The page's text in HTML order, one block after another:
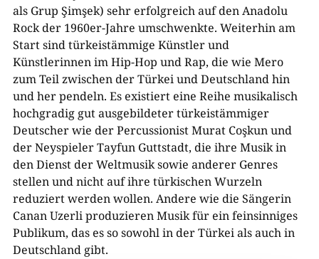
als Grup Şimşek) sehr erfolgreich auf den Anadolu
Rock der 1960er-Jahre umschwenkte. Weiterhin am
Start sind türkeistämmige Künstler und
Künstlerinnen im Hip-Hop und Rap, die wie Mero
zum Teil zwischen der Türkei und Deutschland hin
und her pendeln. Es existiert eine Reihe musikalisch
hochgradig gut ausgebildeter türkeistämmiger
Deutscher wie der Percussionist Murat Coşkun und
der Neyspieler Tayfun Guttstadt, die ihre Musik in
den Dienst der Weltmusik sowie anderer Genres
stellen und nicht auf ihre türkischen Wurzeln
reduziert werden wollen. Andere wie die Sängerin
Canan Uzerli produzieren Musik für ein feinsinniges
Publikum, das es so sowohl in der Türkei als auch in
Deutschland gibt.